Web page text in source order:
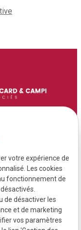
Maître Campi
Honoraires
Postulation
votre expérience de
Les cookies
fonctionnement de
de désactiver les
et de marketing
vos paramètres